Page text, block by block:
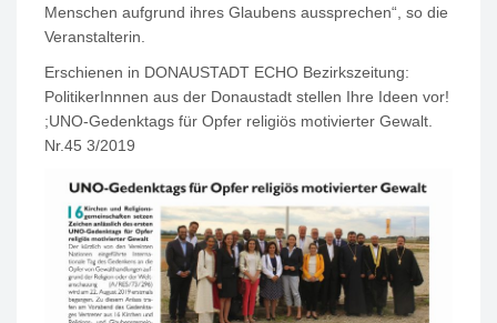
Menschen aufgrund ihres Glaubens aussprechen“, so die
Veranstalterin.
Erschienen in DONAUSTADT ECHO Bezirkszeitung:
PolitikerInnnen aus der Donaustadt stellen Ihre Ideen vor!
;UNO-Gedenktags für Opfer religiös motivierter Gewalt.
Nr.45 3/2019